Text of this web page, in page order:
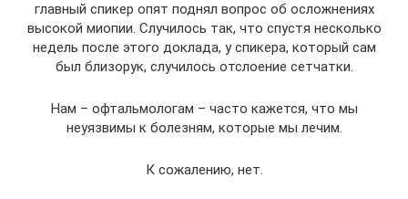
главный спикер опят поднял вопрос об осложнениях
высокой миопии. Случилось так, что спустя несколько
недель после этого доклада, у спикера, который сам
был близорук, случилось отслоение сетчатки.
Нам – офтальмологам – часто кажется, что мы
неуязвимы к болезням, которые мы лечим.
К сожалению, нет.